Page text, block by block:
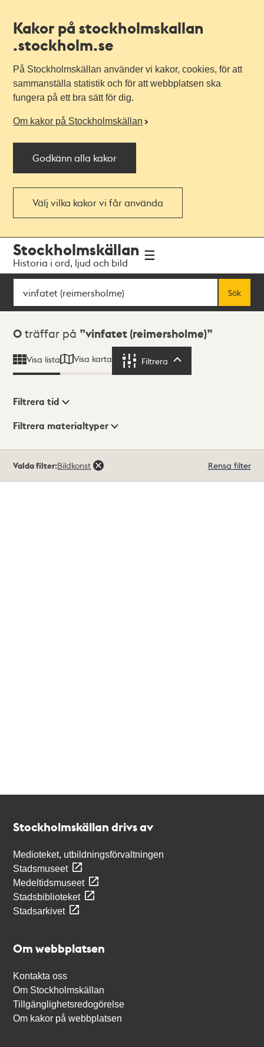
Kakor på stockholmskallan
.stockholm.se
På Stockholmskällan använder vi kakor, cookies, för att
sammanställa statistik och för att webbplatsen ska
fungera på ett bra sätt för dig.
Om kakor på Stockholmskällan
Godkänn alla kakor
Välj vilka kakor vi får använda
navigationen
huvudinnehållet
Stockholmskällan
Historia i ord, ljud och bild
Sök
Sök
Sökresultat
0 träffar på vinfatet (reimersholme)
Visa lista Visa karta Filtrera
Visningsläge
Filtrera tid
Filtrera materialtyper
träffar
Valda filter:Bildkonst Rensa filter
Stockholmskällan drivs av
Medioteket, utbildningsförvaltningen
Stadsmuseet
Medeltidsmuseet
Stadsbiblioteket
Stadsarkivet
Om webbplatsen
Kontakta oss
Om Stockholmskällan
Tillgänglighetsredogörelse
Om kakor på webbplatsen